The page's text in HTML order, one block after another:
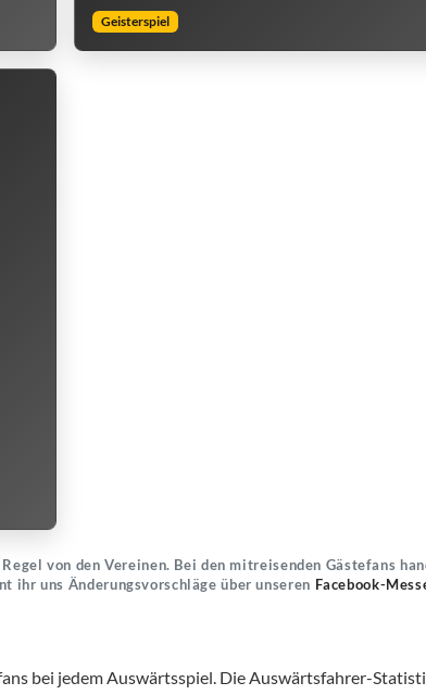
Geisterspiel
von den Vereinen. Bei den mitreisenden Gästefans
ihr uns Änderungsvorschläge über unseren Facebook-
bei jedem Auswärtsspiel. Die Auswärtsfahrer-